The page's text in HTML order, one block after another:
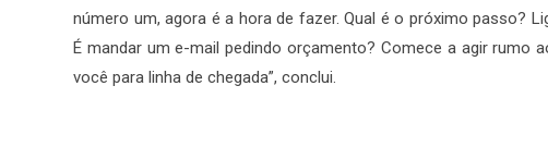
número um, agora é a hora de fazer. Qual é o próximo passo?
É mandar um e-mail pedindo orçamento? Comece a agir rumo
você para linha de chegada”, conclui.